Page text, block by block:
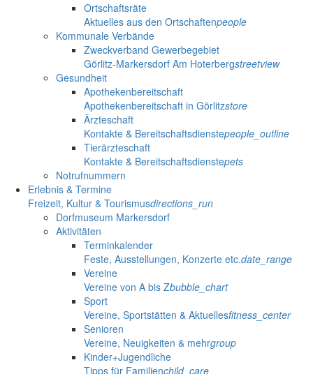
Ortschaftsräte
Aktuelles aus den Ortschaftenpeople
Kommunale Verbände
Zweckverband Gewerbegebiet
Görlitz-Markersdorf Am Hoterbergstreetview
Gesundheit
Apothekenbereitschaft
Apothekenbereitschaft in Görlitzstore
Ärzteschaft
Kontakte & Bereitschaftsdienstepeople_outline
Tierärzteschaft
Kontakte & Bereitschaftsdienstepets
Notrufnummern
Erlebnis & Termine
Freizeit, Kultur & Tourismusdirections_run
Dorfmuseum Markersdorf
Aktivitäten
Terminkalender
Feste, Ausstellungen, Konzerte etc.date_range
Vereine
Vereine von A bis Zbubble_chart
Sport
Vereine, Sportstätten & Aktuellesfitness_center
Senioren
Vereine, Neuigkeiten & mehrgroup
Kinder+Jugendliche
Tipps für Familienchild_care